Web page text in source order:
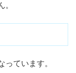
。
っています。